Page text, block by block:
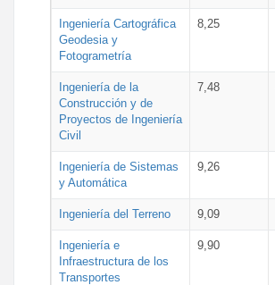
Ingeniería Cartográfica
Geodesia y
Fotogrametría
8,25
Ingeniería de la
Construcción y de
Proyectos de Ingeniería
Civil
7,48
Ingeniería de Sistemas
y Automática
9,26
Ingeniería del Terreno 9,09
Ingeniería e
Infraestructura de los
Transportes
9,90